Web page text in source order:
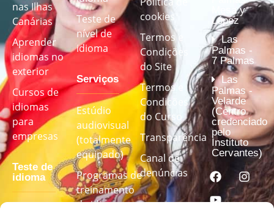
nas Ilhas
Canárias
Aprender
idiomas no
exterior
Cursos de
idiomas
para
empresas
Teste de
idioma
Teste de
nível de
idioma
Serviços
Estúdio
audiovisual
(totalmente
equipado)
Programas de
treinamento
de idiomas
cookies
Termos e
Condições
do Site
Termos e
Condições
do Curso
Transparência
Canal de
denúncias
Mesa y
López
Las
Palmas -
7 Palmas
Las
Palmas -
Velarde
(Centro
credenciado
pelo
Instituto
Cervantes)